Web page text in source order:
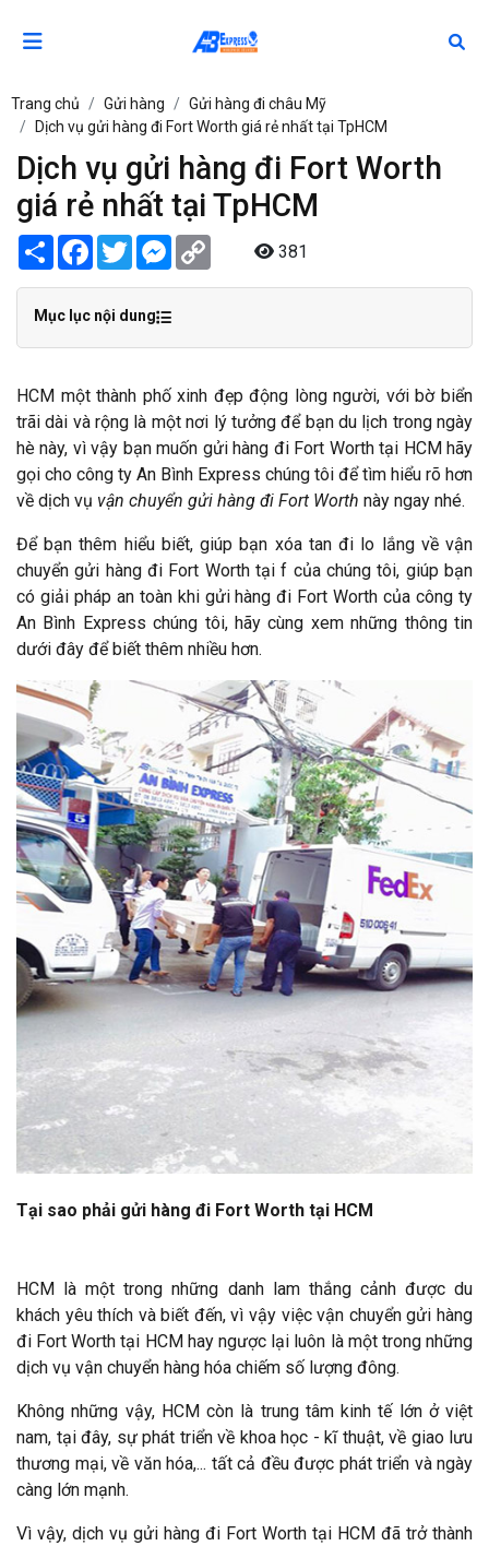
Trang chủ Gửi hàng
Gửi hàng đi châu Mỹ
Dịch vụ gửi hàng đi Fort Worth giá rẻ nhất tại TpHCM
Dịch vụ gửi hàng đi Fort Worth
giá rẻ nhất tại TpHCM
Share Facebook
TwitterMessenger 381
Mục lục nội dung
HCM một thành phố xinh đẹp động lòng người, với bờ biển
trãi dài và rộng là một nơi lý tưởng để bạn du lịch trong ngày
hè này, vì vậy bạn muốn gửi hàng đi Fort Worth tại HCM hãy
gọi cho công ty An Bình Express chúng tôi để tìm hiểu rõ hơn
về dịch vụ vận chuyển gửi hàng đi Fort Worth này ngay nhé.
Để bạn thêm hiểu biết, giúp bạn xóa tan đi lo lắng về vận
chuyển gửi hàng đi Fort Worth tại f của chúng tôi, giúp bạn
có giải pháp an toàn khi gửi hàng đi Fort Worth của công ty
An Bình Express chúng tôi, hãy cùng xem những thông tin
dưới đây để biết thêm nhiều hơn.
Tại sao phải gửi hàng đi Fort Worth tại HCM
HCM là một trong những danh lam thắng cảnh được du
khách yêu thích và biết đến, vì vậy việc vận chuyển gửi hàng
đi Fort Worth tại HCM hay ngược lại luôn là một trong những
dịch vụ vận chuyển hàng hóa chiếm số lượng đông.
Không những vậy, HCM còn là trung tâm kinh tế lớn ở việt
nam, tại đây, sự phát triển về khoa học - kĩ thuật, về giao lưu
thương mại, về văn hóa,... tất cả đều được phát triển và ngày
càng lớn mạnh.
Vì vậy, dịch vụ gửi hàng đi Fort Worth tại HCM đã trở thành